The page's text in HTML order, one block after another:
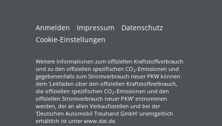
Anmelden Impressum
Datenschutz
Cookie-Einstellungen
Weitere Informationen zum offiziellen Kraftstoffverbrauch
und zu den offiziellen spezifischen CO2-Emissionen und
gegebenenfalls zum Stromverbrauch neuer PKW können
dem 'Leitfaden über den offiziellen Kraftstoffverbrauch,
die offiziellen spezifischen CO2-Emissionen und den
offiziellen Stromverbrauch neuer PKW' entnommen
werden, der an allen Verkaufsstellen und bei der
'Deutschen Automobil Treuhand GmbH' unentgeltlich
erhältlich ist unter www.dat.de.